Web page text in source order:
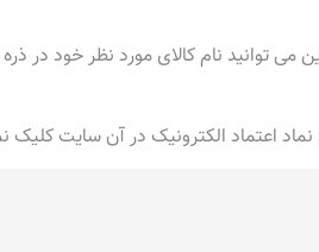
می توانید نام کالای مورد نظر خود
اعتماد الکترونیک در آن سایت کلیک